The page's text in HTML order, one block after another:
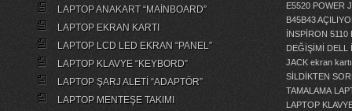
LAPTOP ANAKART “MAİNBOARD”
LAPTOP EKRAN KARTI
LAPTOP LCD LED EKRAN “PANEL”
LAPTOP KLAVYE “KEYBORD”
LAPTOP ŞARJ ALETİ “ADAPTÖR”
LAPTOP MENTEŞE TAKIMI
E5520 POWER
B45B43
İNSPİRON
DEĞİŞİMİ
DELL
JACK ekran
SİLDİKTEN
TAMALAMA
LAPTOP